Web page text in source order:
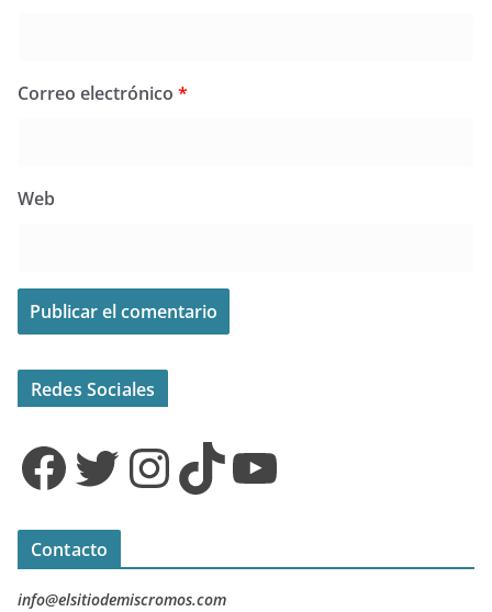
Correo electrónico *
Web
Redes Sociales
Facebook Twitter InstagramTikTok YouTube
Contacto
info@elsitiodemiscromos.com